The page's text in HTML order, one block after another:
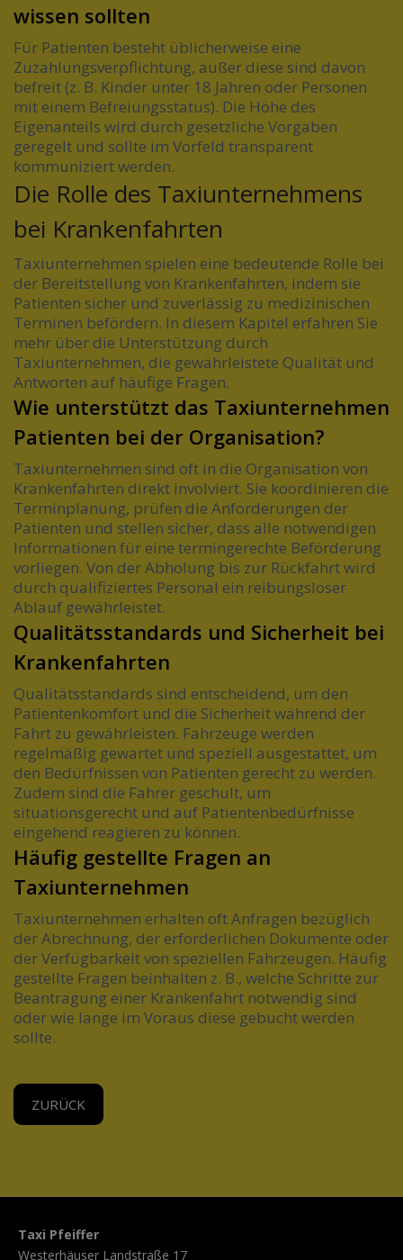
ZURÜCK
wissen sollten
Für Patienten besteht üblicherweise eine
Zuzahlungsverpflichtung, außer diese sind davon
befreit (z. B. Kinder unter 18 Jahren oder Personen
mit einem Befreiungsstatus). Die Höhe des
Eigenanteils wird durch gesetzliche Vorgaben
geregelt und sollte im Vorfeld transparent
kommuniziert werden.
Die Rolle des Taxiunternehmens
bei Krankenfahrten
Taxiunternehmen spielen eine bedeutende Rolle bei
der Bereitstellung von Krankenfahrten, indem sie
Patienten sicher und zuverlässig zu medizinischen
Terminen befördern. In diesem Kapitel erfahren Sie
mehr über die Unterstützung durch
Taxiunternehmen, die gewährleistete Qualität und
Antworten auf häufige Fragen.
Wie unterstützt das Taxiunternehmen
Patienten bei der Organisation?
Taxiunternehmen sind oft in die Organisation von
Krankenfahrten direkt involviert. Sie koordinieren die
Terminplanung, prüfen die Anforderungen der
Patienten und stellen sicher, dass alle notwendigen
Informationen für eine termingerechte Beförderung
vorliegen. Von der Abholung bis zur Rückfahrt wird
durch qualifiziertes Personal ein reibungsloser
Ablauf gewährleistet.
Qualitätsstandards und Sicherheit bei
Krankenfahrten
Qualitätsstandards sind entscheidend, um den
Patientenkomfort und die Sicherheit während der
Fahrt zu gewährleisten. Fahrzeuge werden
regelmäßig gewartet und speziell ausgestattet, um
den Bedürfnissen von Patienten gerecht zu werden.
Zudem sind die Fahrer geschult, um
situationsgerecht und auf Patientenbedürfnisse
eingehend reagieren zu können.
Häufig gestellte Fragen an
Taxiunternehmen
Taxiunternehmen erhalten oft Anfragen bezüglich
der Abrechnung, der erforderlichen Dokumente oder
der Verfügbarkeit von speziellen Fahrzeugen. Häufig
gestellte Fragen beinhalten z. B., welche Schritte zur
Beantragung einer Krankenfahrt notwendig sind
oder wie lange im Voraus diese gebucht werden
sollte.
Taxi Pfeiffer
Westerhäuser Landstraße 17